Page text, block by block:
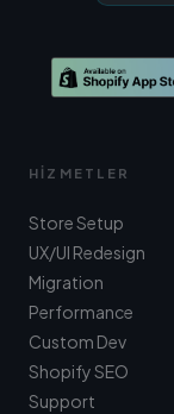
HIZMETLER
Store Setup
UX/UI Redesign
Migration
Performance
Custom Dev
Shopify SEO
Support